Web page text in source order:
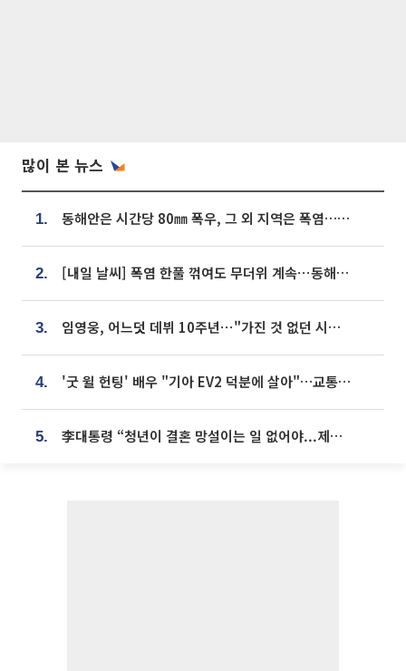
많이 본 뉴스
1. 동해안은 시간당 80㎜ 폭우, 그 외 지역은 폭염…‘극과 극 날씨’
2. [내일 날씨] 폭염 한풀 꺾여도 무더위 계속⋯동해안 이틀 연속 비
3. 임영웅, 어느덧 데뷔 10주년⋯"가진 것 없던 시절, 내 앞엔 20명의 팬뿐"
4. '굿 윌 헌팅' 배우 "기아 EV2 덕분에 살아"…교통사고 후 안전성 극찬
5. 李대통령 “청년이 결혼 망설이는 일 없어야...제도상 불이익 조사”